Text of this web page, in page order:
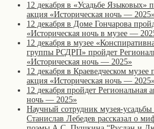
12 декабря в «Усадьбе Языковых»
акция «Историческая ночь —
12 декабря в Доме Гончарова
«Историческая ночь в музее —
12 декабря в музее
группы РСДРП» пройдет
«Историческая ночь — 2025»
12 декабря в Краеведческом музее
акция «Историческая ночь —
12 декабря пройдет Региональная
ночь — 2025»
Научный сотрудник музея-
Станислав Лебедев рассказал о